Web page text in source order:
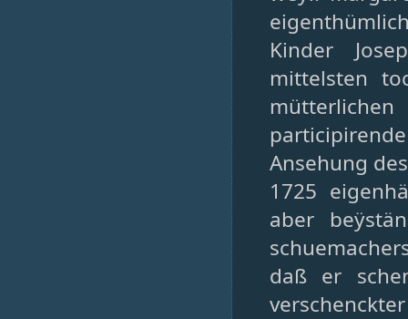
Kinder
mittelsten
Ansehung
1725
aber
daß er